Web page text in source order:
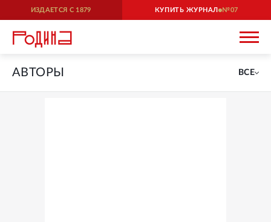
ИЗДАЕТСЯ С 1879 КУПИТЬ ЖУРНАЛ 07
АВТОРЫ ВСЕ